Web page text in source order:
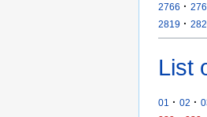
2766 ·
2819 ·
List
01 · 02 ·